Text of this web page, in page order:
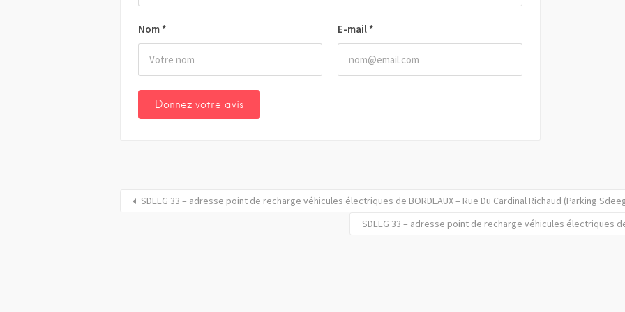
Nom * E-mail *
SDEEG 33 – adresse point de recharge véhicules électriques de BORDEAUX – Rue Du Cardinal Richaud (Parking
SDEEG 33 – adresse point de recharge véhicules électriques de